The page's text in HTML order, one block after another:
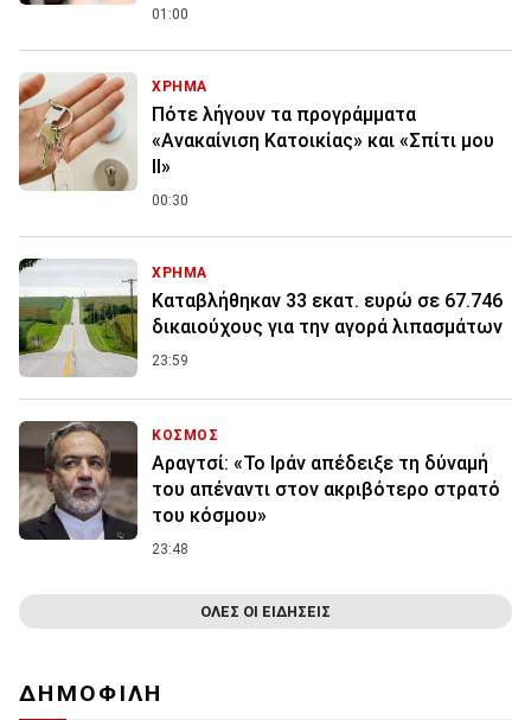
01:00
ΧΡΗΜΑ
Πότε λήγουν τα προγράμματα
«Ανακαίνιση Κατοικίας» και «Σπίτι μου
ΙΙ»
00:30
ΧΡΗΜΑ
Καταβλήθηκαν 33 εκατ. ευρώ σε 67.746
δικαιούχους για την αγορά λιπασμάτων
23:59
ΚΟΣΜΟΣ
Αραγτσί: «Το Ιράν απέδειξε τη δύναμή
του απέναντι στον ακριβότερο στρατό
του κόσμου»
23:48
ΟΛΕΣ ΟΙ ΕΙΔΗΣΕΙΣ
ΔΗΜΟΦΙΛΗ